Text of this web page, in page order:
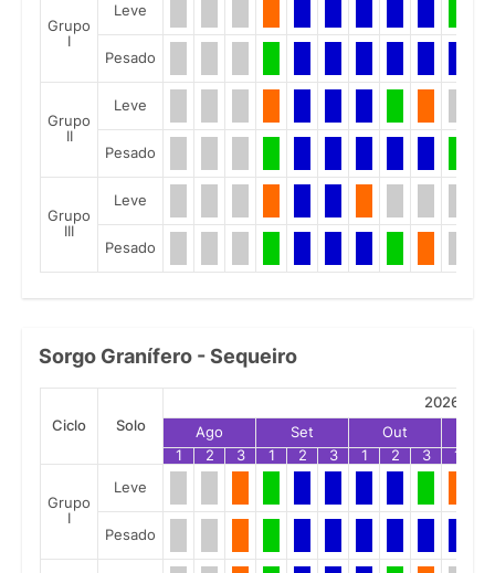
Grupo
I
Leve
Pesado
Grupo
II
Leve
Pesado
Grupo
III
Leve
Pesado
Sorgo Granífero - Sequeiro
Ciclo Solo
2026
Ago
Set Out
1
2 3 1 2 3 1 2 3 1
Grupo
I
Leve
Pesado